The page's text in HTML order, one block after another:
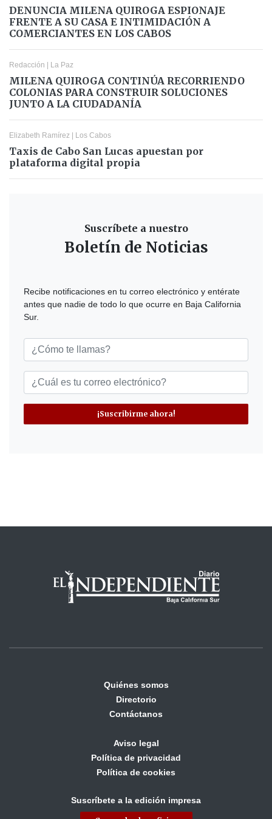
DENUNCIA MILENA QUIROGA ESPIONAJE
FRENTE A SU CASA E INTIMIDACIÓN A
COMERCIANTES EN LOS CABOS
Redacción La Paz
MILENA QUIROGA CONTINÚA RECORRIENDO
COLONIAS PARA CONSTRUIR SOLUCIONES
JUNTO A LA CIUDADANÍA
Elizabeth Ramírez Los Cabos
Taxis de Cabo San Lucas apuestan por
plataforma digital propia
Suscríbete a nuestro
Boletín de Noticias
Recibe notificaciones en tu correo electrónico y entérate
antes que nadie de todo lo que ocurre en Baja California
Sur.
¡Suscribirme ahora!
Quiénes somos
Directorio
Contáctanos
Aviso legal
Política de privacidad
Política de cookies
Suscríbete a la edición impresa